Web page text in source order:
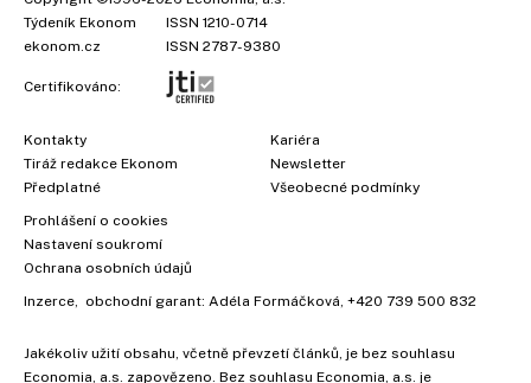
Týdeník Ekonom
ISSN 1210-0714
ekonom.cz
ISSN 2787-9380
Certifikováno:
Kontakty
Tiráž redakce Ekonom
Předplatné
Kariéra
Newsletter
Všeobecné podmínky
Prohlášení o cookies
Nastavení soukromí
Ochrana osobních údajů
Inzerce, obchodní garant: Adéla Formáčková, +420 739 500 832
Jakékoliv užití obsahu, včetně převzetí článků, je bez souhlasu
Economia, a.s. zapovězeno. Bez souhlasu Economia, a.s. je